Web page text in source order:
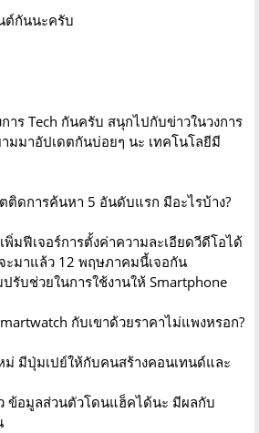
ต์กันนะครับ
าร Tech กันครับ สนุกไปกับข่าวในวงการ
มมาอัปเดตกันบ่อยๆ นะ เทคโนโลยีมี
ติดการค้นหา 5 อันดับแรก มีอะไรบ้าง?
พิ่มฟีเจอร์การตั้งค่าความละเอียดวีดีโอได้
ะมาแล้ว 12 พฤษภาคมนี้เจอกัน
รับช่วยในการใช้งานให้ Smartphone
กับเขาด้วยราคาไม่แพงหรอก?
ม่ มีปุ่มเปย์ให้กับคนสร้างคอนเทนด์และ
ข้อมูลส่วนตัวโดนแฮ็คได้นะ มีผลกับ